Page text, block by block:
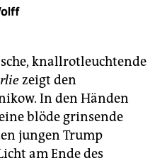
knallrotleuchtende
zeigt den
In den Händen
blöde grinsende
jungen Trump
am Ende des